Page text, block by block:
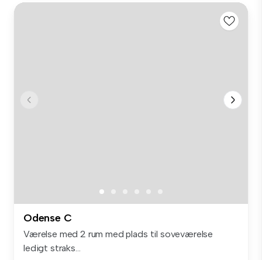
Odense C
Værelse med 2 rum med plads til soveværelse
ledigt straks...